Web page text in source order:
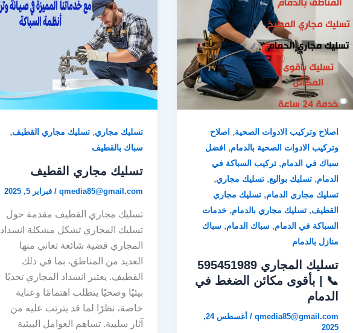
اصلاح وتركيب الادوات الصحية, اصلاح
وتركيب الادوات الصحية بالدمام, افضل
سباك في الدمام, تركيب السباكة في
الدمام, تسليك بواليع, تسليك مجاري,
تسليك مجاري الدمام, تسليك مجاري
القطيف, تسليك مجاري بالدمام, خدمات
السباكة في الدمام, سباك الدمام, سباك
منازل بالدمام
تسليك المجاري 595451989
📞 | بأقوى مكائن الضغط في
الدمام
qmedia85@gmail.com
/
أغسطس 24,
2025
تسليك مجاري,تسليك مجاري القطيف,
سباك بالقطيف
تسليك مجاري القطيف
qmedia85@gmail.com
/فبراير 5, 2025
تسليك مجاري القطيف مقدمة حول
تسليك المجاري تشكل مشكلة انسداد
المجاري قضية شائعة تعاني منها
العديد من المناطق، بما في ذلك
القطيف. يعتبر انسداد المجاري تحديًا
بيئيًا وصحيًا يتطلب اهتمامًا وعناية
خاصة، نظرًا لما قد يترتب عليه من
آثار سلبية. تساهم العوامل البيئية